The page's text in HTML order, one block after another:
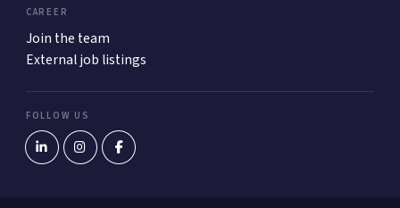
CAREER
Join the team
External job listings
FOLLOW US